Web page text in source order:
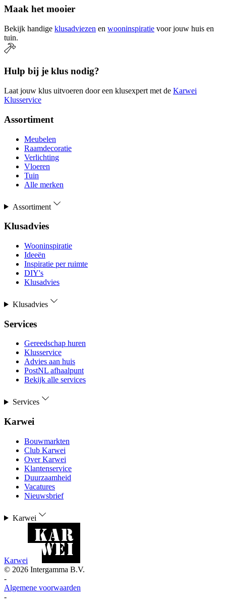
Maak het mooier
Bekijk handige klusadviezen en wooninspiratie voor jouw huis en
tuin.
Hulp bij je klus nodig?
Laat jouw klus uitvoeren door een klusexpert met de Karwei
Klusservice
Assortiment
Meubelen
Raamdecoratie
Verlichting
Vloeren
Tuin
Alle merken
Assortiment
Klusadvies
Wooninspiratie
Ideeën
Inspiratie per ruimte
DIY's
Klusadvies
Klusadvies
Services
Gereedschap huren
Klusservice
Advies aan huis
PostNL afhaalpunt
Bekijk alle services
Services
Karwei
Bouwmarkten
Club Karwei
Over Karwei
Klantenservice
Duurzaamheid
Vacatures
Nieuwsbrief
Karwei
Karwei
© 2026 Intergamma B.V.
-
Algemene voorwaarden
-